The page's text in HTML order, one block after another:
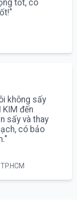
tốt, có
không sấy
KIM đến
sấy và thay
có bảo